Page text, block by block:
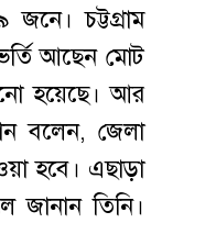
চট্টগ্রাম
আছেন মোট
হয়েছে। আর
বলেন, জেলা
হবে। এছাড়া
জানান তিনি।